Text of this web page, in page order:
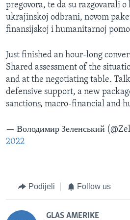
pregovora, te da su razgovarali
ukrajinskoj odbrani, novom
finansijskoj i humanitarnoj
Just finished an hour-long
Shared assessment of the
and at the negotiating table.
defensive support, a new
sanctions, macro-financial and
— Володимир Зеленський
2022
Podijeli Follow us
GLAS AMERIKE